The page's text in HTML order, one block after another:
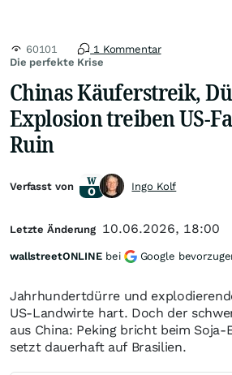
Die perfekte Krise
60101 1 Kommentar
Chinas Käuferstreik,
Explosion treiben US-
Ruin
Jahrhundertdürre und
US-Landwirte hart. Doch der
aus China: Peking bricht beim
setzt dauerhaft auf Brasilien.
Verfasst von Ingo Kolf
Letzte Änderung 10.06.2026, 18:00
wallstreetONLINE bei Google